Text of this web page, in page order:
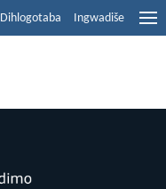
Dihlogotaba Ingwadiše